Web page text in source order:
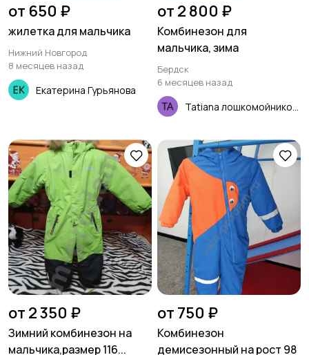
от 650 ₽
жилетка для мальчика
Нижний Новгород
8 месяцев назад
Екатерина Гурьянова
от 2 800 ₽
Комбинезон для
мальчика, зима
Бердск
6 месяцев назад
от 2 350 ₽
Зимний комбинезон на
мальчика,размер 116...
от 750 ₽
Комбинезон
демисезонный на рост 98